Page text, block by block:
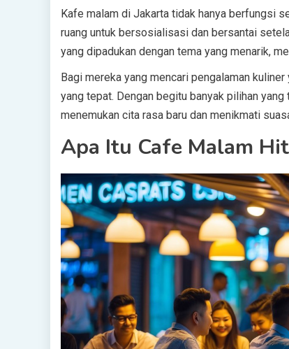
Kafe malam di Jakarta tidak hanya berfungsi
ruang untuk bersosialisasi dan bersantai
yang dipadukan dengan tema yang menarik,
Bagi mereka yang mencari pengalaman
yang tepat. Dengan begitu banyak pilihan
menemukan cita rasa baru dan menikmati
Apa Itu Cafe Malam